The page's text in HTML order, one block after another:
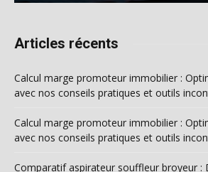
Articles récents
Calcul marge promoteur immobilier :
avec nos conseils pratiques et outils
Calcul marge promoteur immobilier :
avec nos conseils pratiques et outils
Comparatif aspirateur souffleur broyeur :